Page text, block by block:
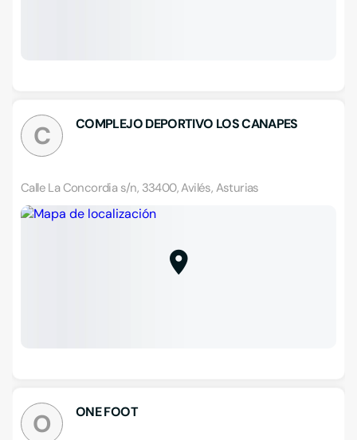
C COMPLEJO DEPORTIVO LOS CANAPES
Calle La Concordia s/n, 33400, Avilés, Asturias
O ONE FOOT